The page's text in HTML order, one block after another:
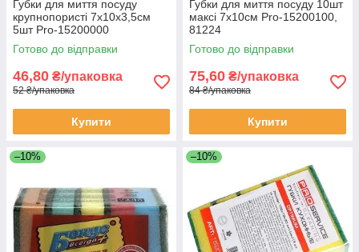
Губки для миття посуду
крупнопористі 7х10х3,5см
5шт Pro-15200000
Готово до відправки
46,80 ₴/упаковка
52 ₴/упаковка
Купити
Губки для миття посуду 10шт
максі 7х10см Pro-15200100,
81224
Готово до відправки
75,60 ₴/упаковка
84 ₴/упаковка
Купити
–10% –10%